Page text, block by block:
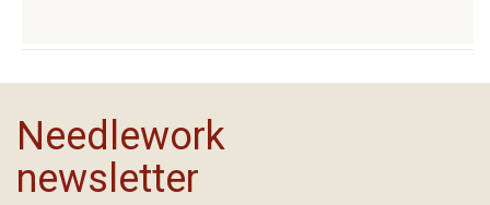
Needlework
newsletter